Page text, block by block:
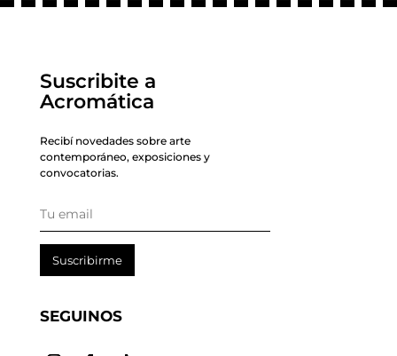
Suscribite a
Acromática
Recibí novedades sobre arte
contemporáneo, exposiciones y
convocatorias.
Suscribirme
SEGUINOS